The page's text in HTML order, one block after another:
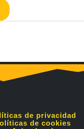
de privacidad
de cookies